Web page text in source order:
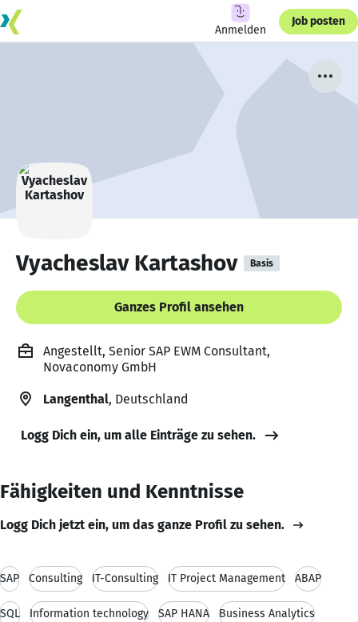
Anmelden
Job posten
Vyacheslav Kartashov Basis
Ganzes Profil ansehen
Angestellt, Senior SAP EWM Consultant,
Novaconomy GmbH
Langenthal, Deutschland
Logg Dich ein, um alle Einträge zu sehen.
Fähigkeiten und Kenntnisse
Logg Dich jetzt ein, um das ganze Profil zu sehen.
SAP Consulting IT-Consulting IT Project Management ABAP
SQL Information technology SAP HANA Business Analytics